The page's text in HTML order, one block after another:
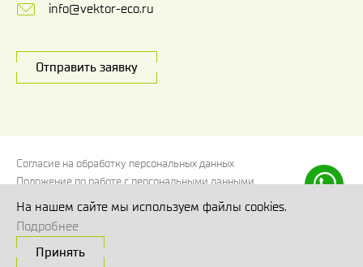
info@vektor-eco.ru
Отправить заявку
Согласие на обработку персональных данных
Положение по работе с персональными данными
Политика использования файлов cookies
Согласие на обработку персональных данных, собираемых
метрическими системами
© Вектор Эко 2026
На нашем сайте мы используем файлы cookies.
Подробнее
Принять